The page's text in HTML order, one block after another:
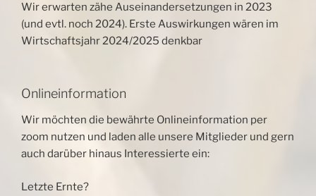
Wir erwarten zähe Auseinandersetzungen in 2023
(und evtl. noch 2024). Erste Auswirkungen wären im
Wirtschaftsjahr 2024/2025 denkbar
Onlineinformation
Wir möchten die bewährte Onlineinformation per
zoom nutzen und laden alle unsere Mitglieder und gern
auch darüber hinaus Interessierte ein:
Letzte Ernte?